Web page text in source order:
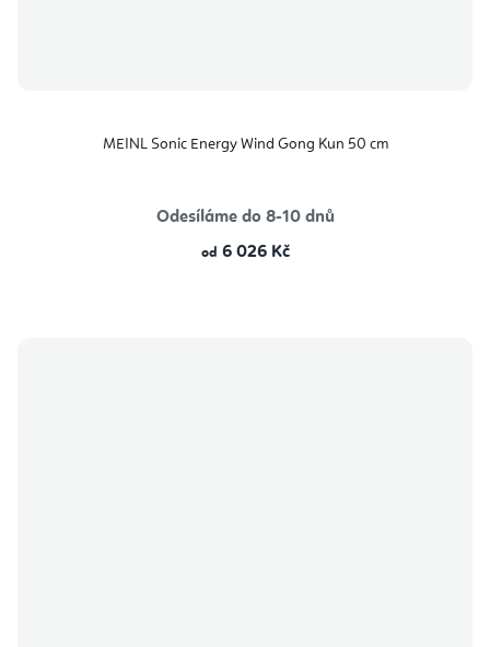
MEINL Sonic Energy Wind Gong Kun 50 cm
Odesíláme do 8-10 dnů
od 6 026 Kč